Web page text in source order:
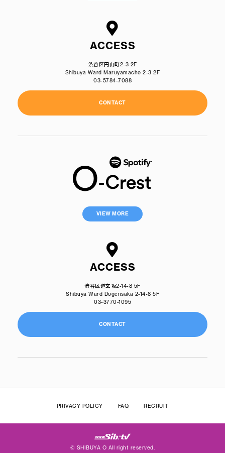
ACCESS
渋谷区円山町2-3 2F
Shibuya Ward Maruyamacho 2-3 2F
03-5784-7088
CONTACT
VIEW MORE
ACCESS
渋谷区道玄坂2-14-8 5F
Shibuya Ward Dogensaka 2-14-8 5F
03-3770-1095
CONTACT
PRIVACY POLICY FAQ RECRUIT
© SHIBUYA O All right reserved.